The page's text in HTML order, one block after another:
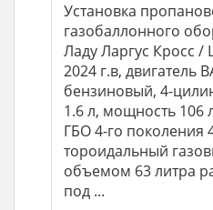
Установка
газобаллонного
Ладу Ларгус Кросс /
2024 г.в, двигатель
бензиновый, 4-
1.6 л, мощность 106
ГБО 4-го поколения
тороидальный
объемом 63 литра
под ...